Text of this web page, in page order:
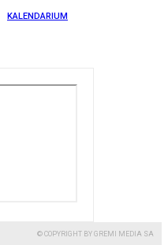
KALENDARIUM
© COPYRIGHT BY GREMI MEDIA SA